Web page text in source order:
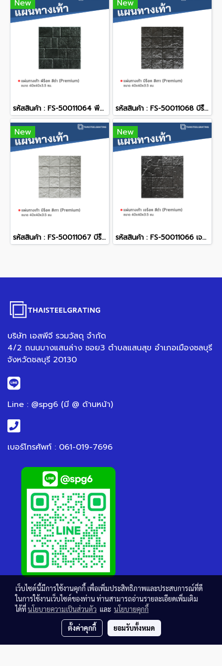
New
รหัสสินค้า : FS-50011064 พีร็อค สีดำ (Premium) 40 x 40 x 3.5 ซม.
New
รหัสสินค้า : FS-50011068 บีร็อค สีดำ (Premium) 40 x 40 x 3.5 ซม.
New
รหัสสินค้า : FS-50011067 บีร็อค สีเทา (Premium) 40 x 40 x 3.5 ซม.
New
รหัสสินค้า : FS-50011066 เจร็อค สีดำ (Premium) 40 x 40 x 3.5 ซม.
บริษัท เอสพีจี รวมวัสดุ จำกัด
4/2 ถนนบางแสนล่าง ซอย3 ตำบลแสนสุข อำเภอเมืองชลบุรี
จังหวัดชลบุรี 20130
Line : @spg6 (มี @ ด้านหน้า)
เบอร์โทรศัพท์ : 061-019-7696
เว็บไซต์นี้มีการใช้งานคุกกี้ เพื่อเพิ่มประสิทธิภาพและประสบการณ์ที่ดี
ในการใช้งานเว็บไซต์ของท่าน ท่านสามารถอ่านรายละเอียดเพิ่มเติม
ได้ที่นโยบายความเป็นส่วนตัว และ นโยบายคุกกี้
ตั้งค่าคุกกี้ ยอมรับทั้งหมด